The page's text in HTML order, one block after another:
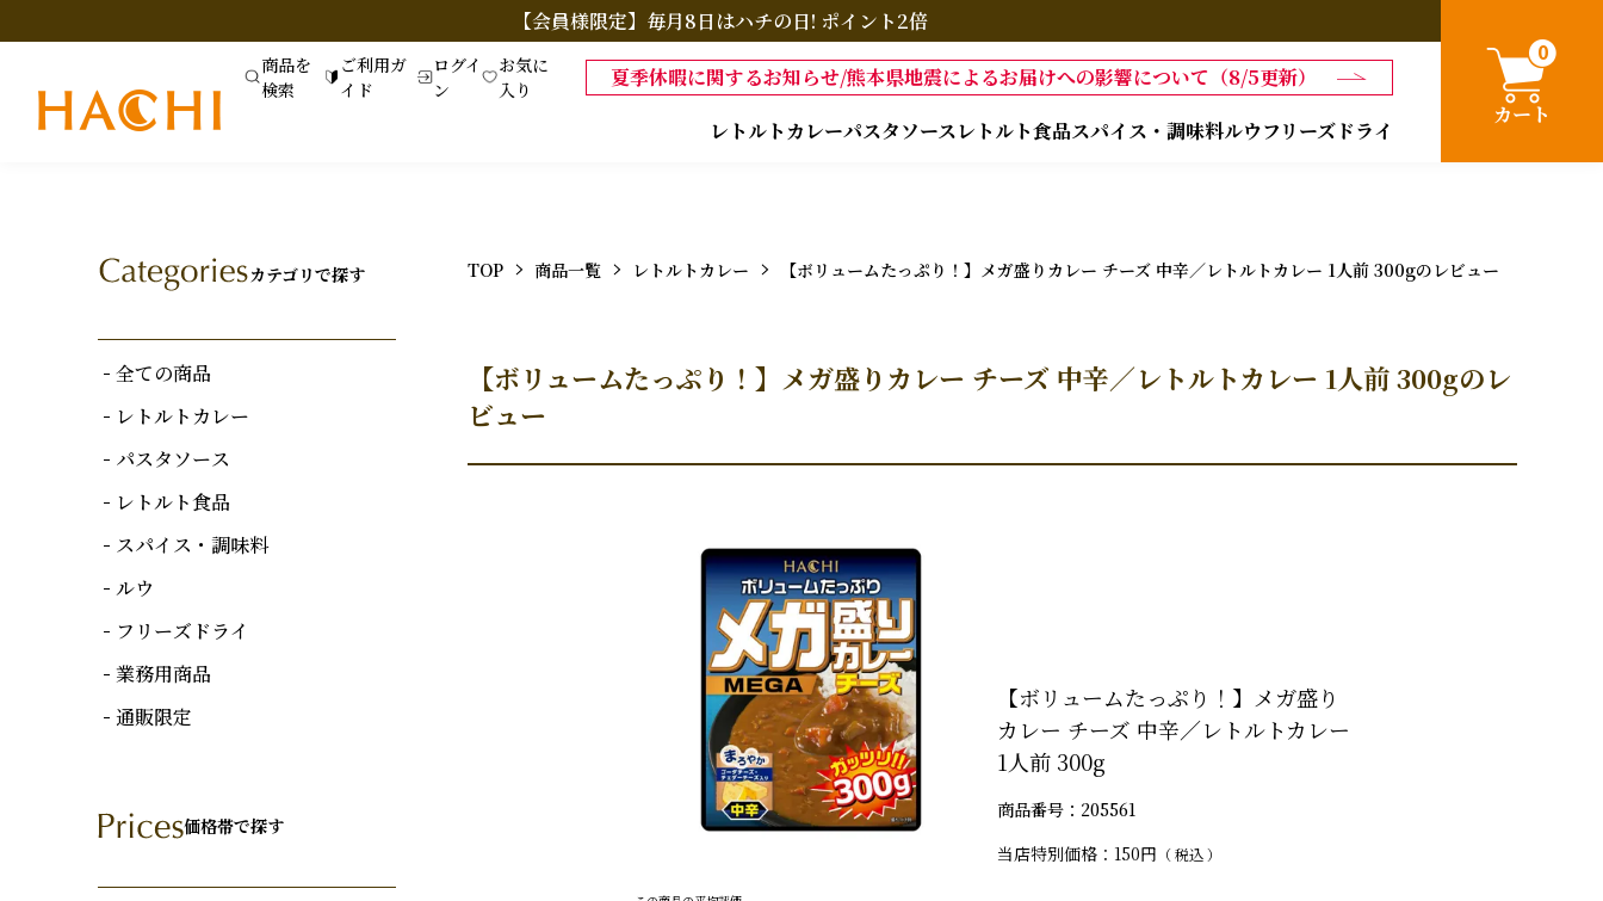
【会員様限定】毎月8日はハチの日! ポイント2倍
商品を
検索
ご利用ガ
イド
ログイ
ン
お気に
入り
夏季休暇に関するお知らせ/熊本県地震によるお届けへの影響について（8/5更新）
レトルトカレーパスタソースレトルト食品スパイス・調味料ルウフリーズドライ
0
カート
カテゴリで探す
全ての商品
レトルトカレー
パスタソース
レトルト食品
スパイス・調味料
ルウ
フリーズドライ
業務用商品
通販限定
価格帯で探す
TOP 商品一覧 レトルトカレー 【ボリュームたっぷり！】メガ盛りカレー チーズ 中辛／レトルトカレー 1人前 300gのレビュー
【ボリュームたっぷり！】メガ盛りカレー チーズ 中辛／レトルトカレー 1人前 300gのレ
ビュー
【ボリュームたっぷり！】メガ盛り
カレー チーズ 中辛／レトルトカレー
1人前 300g
商品番号
205561
当店特別価格
150 税込